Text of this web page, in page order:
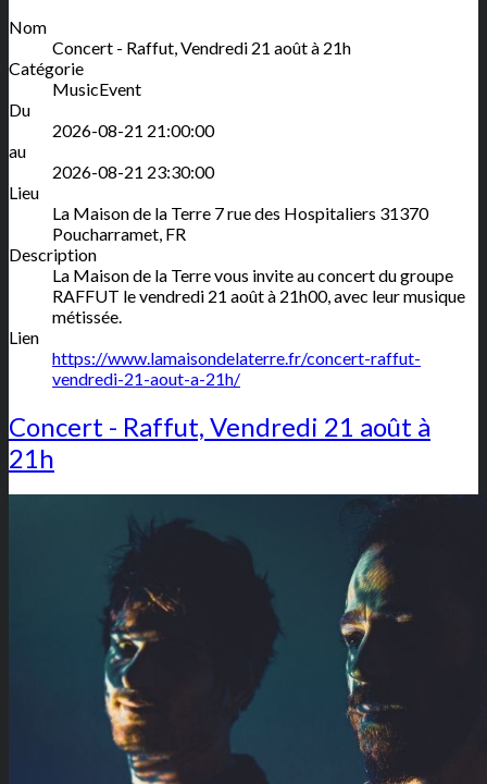
Nom
Concert - Raffut, Vendredi 21 août à 21h
Catégorie
MusicEvent
Du
2026-08-21 21:00:00
au
2026-08-21 23:30:00
Lieu
La Maison de la Terre 7 rue des Hospitaliers 31370
Poucharramet FR
Description
La Maison de la Terre vous invite au concert du groupe
RAFFUT le vendredi 21 août à 21h00, avec leur musique
métissée.
Lien
https://www.lamaisondelaterre.fr/concert-raffut-
vendredi-21-aout-a-21h/
Concert - Raffut, Vendredi 21 août à
21h